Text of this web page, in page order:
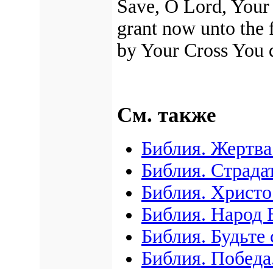
Save, O Lord,
grant now unto
by Your Cross You
См. также
Библия.
Библия.
Библия.
Библия. Народ
Библия. Будьте
Библия.